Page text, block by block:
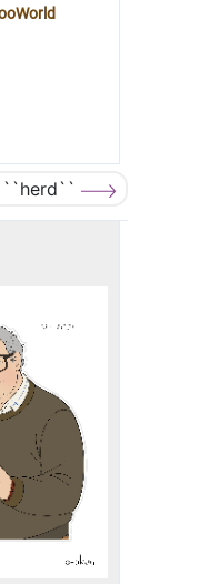
``herd``